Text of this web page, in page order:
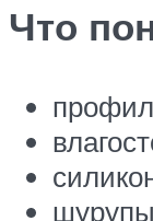
Что